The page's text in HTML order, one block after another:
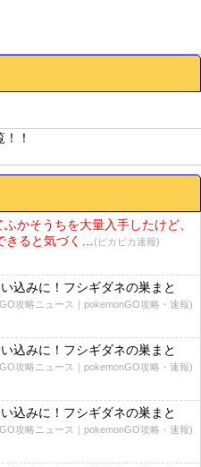
！
かそうちを大量入手したけど、
きると気づく…(ピカピカ速報)
込みに！フシギダネの巣まと
攻略ニュース｜pokemonGO攻略・速報)
込みに！フシギダネの巣まと
攻略ニュース｜pokemonGO攻略・速報)
込みに！フシギダネの巣まと
攻略ニュース｜pokemonGO攻略・速報)